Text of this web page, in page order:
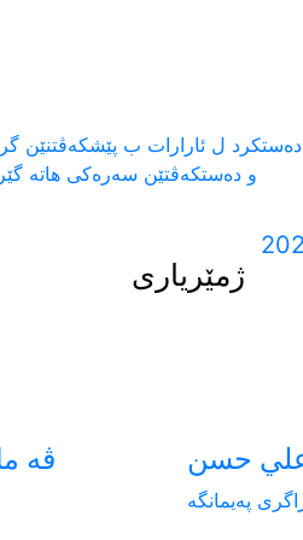
دەستکرد ل ئارارات ب پێشکەڤتنێن
و دەستکەڤتێن سەرەکی هاتە
ژمێریاری
حسن
پەیمانگە
ڤه